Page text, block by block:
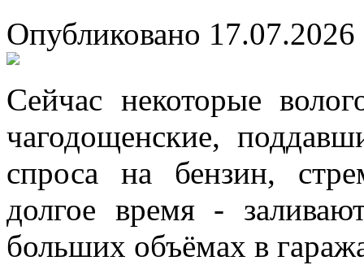
Опубликовано
Сейчас некоторые
чагодощенские,
спроса на бензин,
долгое время -
больших объёмах в